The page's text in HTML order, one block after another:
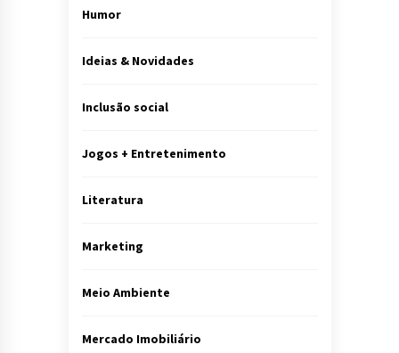
Humor
Ideias & Novidades
Inclusão social
Jogos + Entretenimento
Literatura
Marketing
Meio Ambiente
Mercado Imobiliário